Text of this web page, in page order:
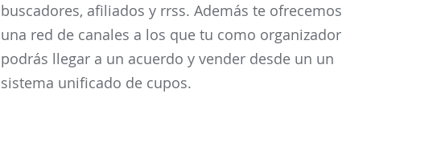
buscadores, afiliados y rrss. Además te ofrecemos
una red de canales a los que tu como organizador
podrás llegar a un acuerdo y vender desde un un
sistema unificado de cupos.